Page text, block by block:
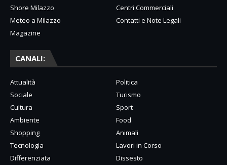
Shore Milazzo
Centri Commerciali
Meteo a Milazzo
Contatti e Note Legali
Magazine
CANALI:
Attualità
Politica
Sociale
Turismo
Cultura
Sport
Ambiente
Food
Shopping
Animali
Tecnologia
Lavori in Corso
Differenziata
Dissesto